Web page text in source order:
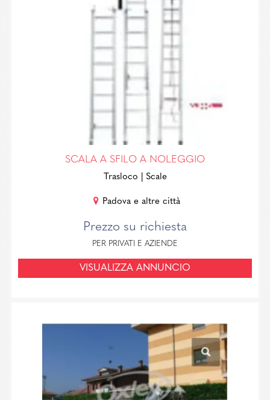
SCALA A SFILO A NOLEGGIO
Trasloco | Scale
Padova e altre città
Prezzo su richiesta
PER PRIVATI E AZIENDE
VISUALIZZA ANNUNCIO